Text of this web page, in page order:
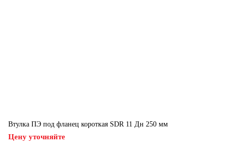
Втулка ПЭ под фланец короткая SDR 11 Дн 250 мм
Цену уточняйте